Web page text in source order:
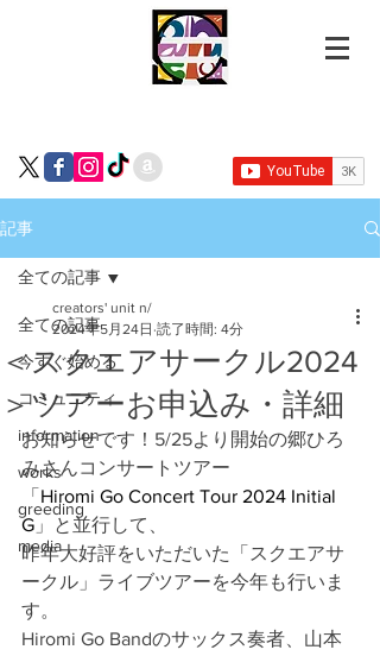
記事
全ての記事
今すぐ始める
コミュニティ
information
works
greeding
media
全ての記事
＜スクエアサークル2024
＞ツアーお申込み・詳細
creators' unit n/
2024年5月24日 読了時間: 4分
お知らせです！ 5/25より開始の郷ひろ
みさんコンサートツアー
「 Hiromi Go Concert Tour 2024 Initial
G 」と並行して、
昨年大好評をいただいた「スクエアサ
ークル」ライブツアーを今年も行いま
す。
Hiromi Go Bandのサックス奏者、山本